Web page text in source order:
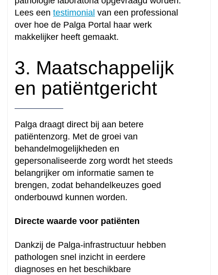
Lees een testimonial van een professional
over hoe de Palga Portal haar werk
makkelijker heeft gemaakt.
3. Maatschappelijk
en patiëntgericht
Palga draagt direct bij aan betere
patiëntenzorg. Met de groei van
behandelmogelijkheden en
gepersonaliseerde zorg wordt het steeds
belangrijker om informatie samen te
brengen, zodat behandelkeuzes goed
onderbouwd kunnen worden.
Directe waarde voor patiënten
Dankzij de Palga-infrastructuur hebben
pathologen snel inzicht in eerdere
diagnoses en het beschikbare